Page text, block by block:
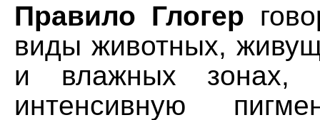
Правило Глогер
виды животных,
и влажных зонах,
интенсивную